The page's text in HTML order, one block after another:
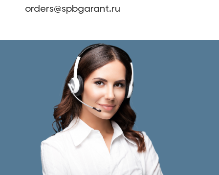
orders@spbgarant.ru